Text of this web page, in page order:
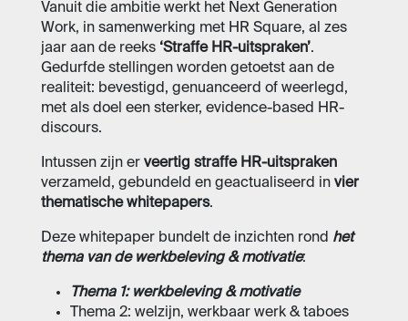
Vanuit die ambitie werkt het Next Generation
Work, in samenwerking met HR Square, al zes
jaar aan de reeks ‘Straffe HR-uitspraken’.
Gedurfde stellingen worden getoetst aan de
realiteit: bevestigd, genuanceerd of weerlegd,
met als doel een sterker, evidence-based HR-
discours.
Intussen zijn er veertig straffe HR-uitspraken
verzameld, gebundeld en geactualiseerd in vier
thematische whitepapers.
Deze whitepaper bundelt de inzichten rond het
thema van de werkbeleving & motivatie:
Thema 1: werkbeleving & motivatie
Thema 2: welzijn, werkbaar werk & taboes